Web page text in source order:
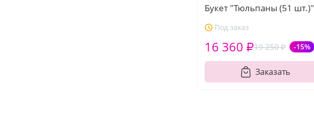
Букет "Тюльпаны (51 шт.)"
Под заказ
19 250 ₽ -15%
16 360 ₽
Заказать